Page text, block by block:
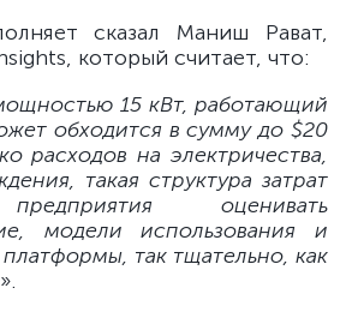
сказал Маниш Рават,
который считает, что:
15 кВт, работающий
обходится в сумму до $20
расходов на электричества,
такая структура затрат
оценивать
модели использования и
так тщательно, как
».